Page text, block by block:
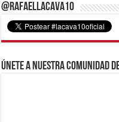
@RafaelLacava10
Únete a nuestra comunidad